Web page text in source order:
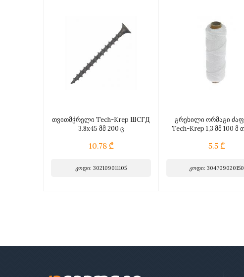
თვითმჭრელი Tech-Krep ШСГД
3.8х45 მმ 200 ც
10.78 ₾
კოდი: 302109011105
გრეხილი ორმაგი
Tech-Krep 1,3 მმ 100 მ
5.5 ₾
კოდი: 304709020150